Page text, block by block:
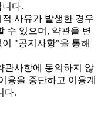
니다.
사유가 발생한 경우
수 있으며, 약관을 변
"공지사항"을 통해
사항에 동의하지 않
용을 중단하고 이용계
다.